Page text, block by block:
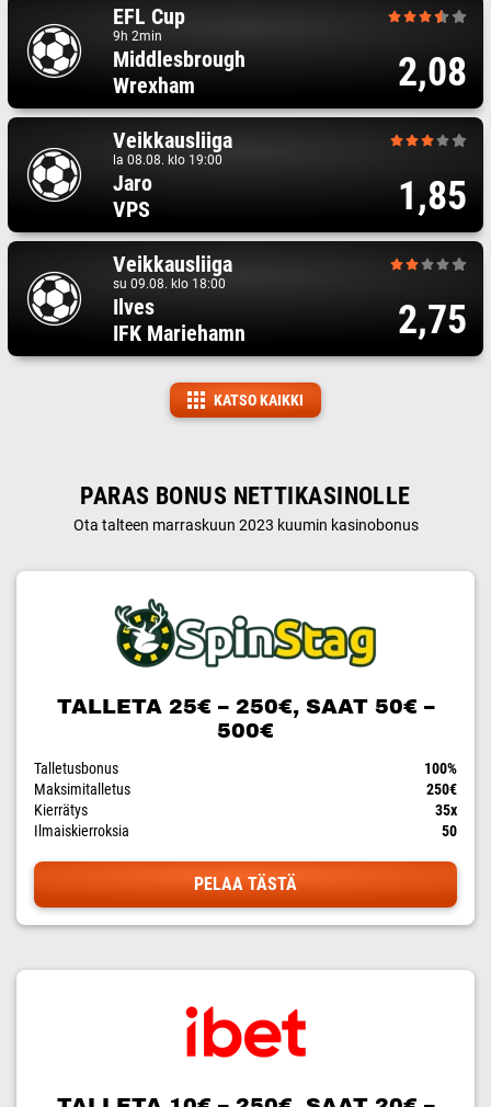
EFL Cup
9h 2min
Middlesbrough
Wrexham
2,08
Veikkausliiga
la 08.08. klo 19:00
Jaro
VPS
1,85
Veikkausliiga
su 09.08. klo 18:00
Ilves
IFK Mariehamn
2,75
KATSO KAIKKI
PARAS BONUS NETTIKASINOLLE
Ota talteen marraskuun 2023 kuumin kasinobonus
TALLETA 25€ – 250€, SAAT 50€ –
500€
Talletusbonus
100%
Maksimitalletus
250€
Kierrätys
35x
Ilmaiskierroksia
50
PELAA TÄSTÄ